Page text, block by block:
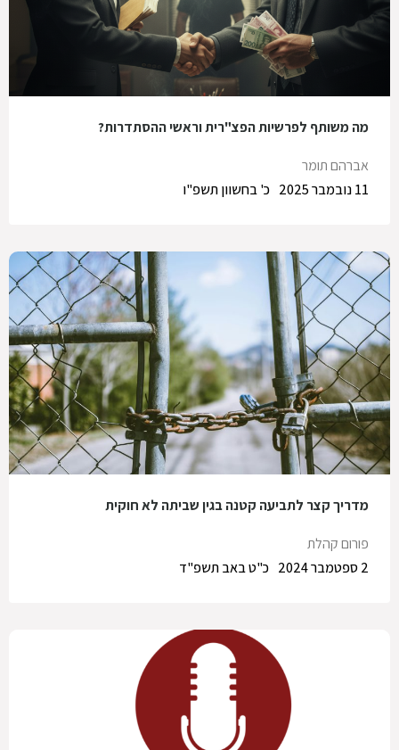
מה משותף לפרשיות הפצ"רית וראשי ההסתדרות?
אברהם תומר
כ' בחשוון תשפ"ו
11 נובמבר 2025
מדריך קצר לתביעה קטנה בגין שביתה לא חוקית
פורום קהלת
כ"ט באב תשפ"ד
2 ספטמבר 2024